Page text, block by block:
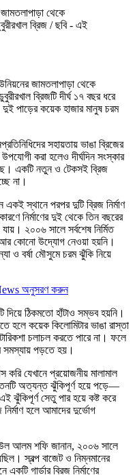
থেকে
ব্রিজ / ছবি - এই
জামতলাপাড়া থেকে
ব্রিজটি দীর্ঘ ১৭ বছর ধরে
পাড়ের কয়েক হাজার মানুষ চরম
সহায়তায় ভাঙা ব্রিজের
করা হলেও দীর্ঘদিন সংস্কার
একটি নতুন ও টেকসই ব্রিজ
না।
একই স্থানে পরপর দুটি ব্রিজ নির্মাণ
নির্মাণের দুই থেকে তিন বছরের
২০০৬ সালে সর্বশেষ নির্মিত
আর কোনো উদ্যোগ নেওয়া হয়নি।
ও বর্ষা মৌসুমে চরম ঝুঁকি নিয়ে
News অনুসরণ করুন
দিয়ে ঠিকমতো হাঁটাও সম্ভব হয়নি।
হলে কয়েক কিলোমিটার ভাঙা রাস্তা
চলাচল করতে পারে না। ফলে
সমস্যায় পড়তে হয়।
যেখানে প্রয়োজনীয় মালামাল
অত্যন্ত ঝুঁকিপূর্ণ হয়ে পড়ে—
ঝুঁকিপূর্ণ সেতু পার হয়ে কষ্ট করে
হলে আমাদের দুর্ভোগ
আলম শফি জানান, ২০০৬ সালে
স্বল্প বাজেট ও নিম্নমানের
গার্ডার ব্রিজ নির্মাণের